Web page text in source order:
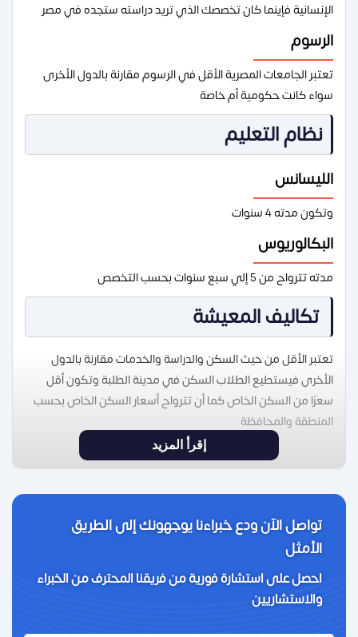
الإنسانية فإينما كان تخصصك الذي تريد دراسته ستجده في مصر
الرسوم
تعتبر الجامعات المصرية الأقل في الرسوم مقارنة بالدول الأخرى
سواء كانت حكومية أم خاصة
نظام التعليم
الليسانس
وتكون مدته 4 سنوات
البكالوريوس
مدته تترواح من 5 إلي سبع سنوات بحسب التخصص
تكاليف المعيشة
تعتبر الأقل من حيث السكن والدراسة والخدمات مقارنة بالدول
الأخرى فيستطيع الطلاب السكن في مدينة الطلبة وتكون أقل
سعرًا من السكن الخاص كما أن تترواح أسعار السكن الخاص بحسب
المنطقة والمحافظة
إقرأ المزيد
تواصل الآن ودع خبراءنا يوجهونك إلى الطريق
الأمثل
احصل على استشارة فورية من فريقنا المحترف من الخبراء
والاستشاريين